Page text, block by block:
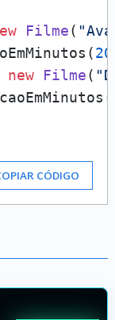
Filme(
new Filme(
CÓDIGO